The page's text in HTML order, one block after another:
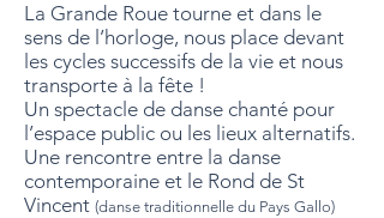
La Grande Roue tourne et dans le
sens de l’horloge, nous place devant
les cycles successifs de la vie et nous
transporte à la fête !
Un spectacle de danse chanté pour
l’espace public ou les lieux alternatifs.
Une rencontre entre la danse
contemporaine et le Rond de St
Vincent (danse traditionnelle du Pays Gallo)